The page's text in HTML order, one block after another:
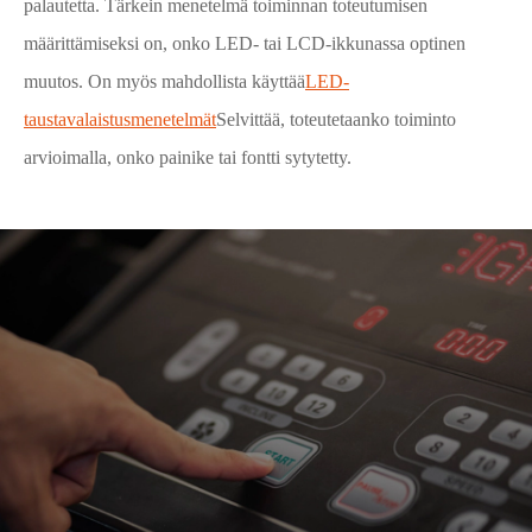
palautetta. Tärkein menetelmä toiminnan toteutumisen
määrittämiseksi on, onko LED- tai LCD-ikkunassa optinen
muutos. On myös mahdollista käyttääLED-
taustavalaistusmenetelmätSelvittää, toteutetaanko toiminto
arvioimalla, onko painike tai fontti sytytetty.